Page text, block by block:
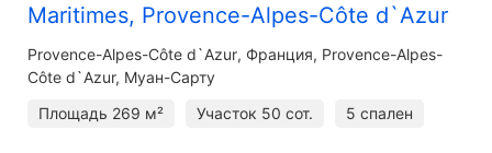
Maritimes, Provence-Alpes-Côte d`Azur
Provence-Alpes-Côte d`Azur Франция, Provence-Alpes-
Côte d`Azur, Муан-Сарту
Площадь 269 м² Участок 50 сот. 5 спален